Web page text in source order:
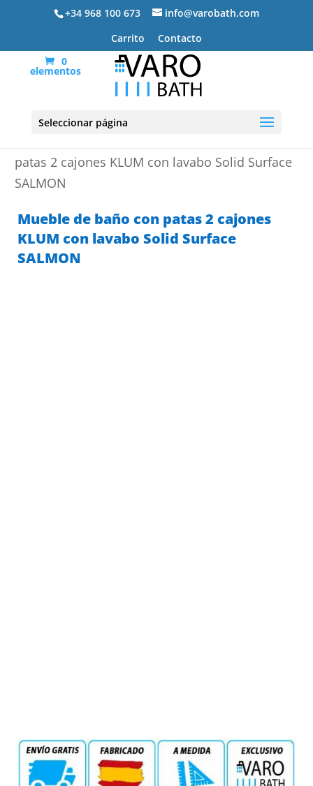
+34 968 100 673
info@varobath.com
Carrito
Contacto
0
elementos
Seleccionar página
patas 2 cajones KLUM con lavabo Solid Surface
SALMON
Mueble de baño con patas 2 cajones
KLUM con lavabo Solid Surface
SALMON